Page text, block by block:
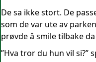
De sa ikke stort. De
som de var ute av
prøvde å smile tilbake
”Hva tror du hun vil si?”